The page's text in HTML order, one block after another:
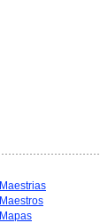
Maestrias
Maestros
Mapas